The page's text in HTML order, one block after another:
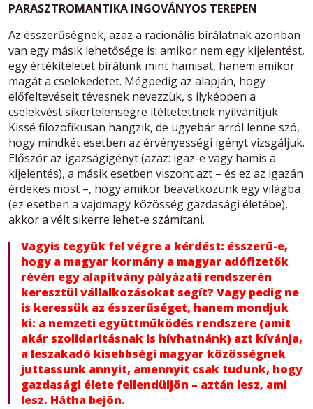
PARASZTROMANTIKA INGOVÁNYOS TEREPEN
Az ésszerűségnek, azaz a racionális bírálatnak azonban
van egy másik lehetősége is: amikor nem egy kijelentést,
egy értékítéletet bírálunk mint hamisat, hanem amikor
magát a cselekedetet. Mégpedig az alapján, hogy
előfeltevéseit tévesnek nevezzük, s ilyképpen a
cselekvést sikertelenségre ítéltetettnek nyilvánítjuk.
Kissé filozofikusan hangzik, de ugyebár arról lenne szó,
hogy mindkét esetben az érvényességi igényt vizsgáljuk.
Először az igazságigényt (azaz: igaz-e vagy hamis a
kijelentés), a másik esetben viszont azt – és ez az igazán
érdekes most –, hogy amikor beavatkozunk egy világba
(ez esetben a vajdmagy közösség gazdasági életébe),
akkor a vélt sikerre lehet-e számítani.
Vagyis tegyük fel végre a kérdést: ésszerű-e,
hogy a magyar kormány a magyar adófizetők
révén egy alapítvány pályázati rendszerén
keresztül vállalkozásokat segít? Vagy pedig ne
is keressük az ésszerűséget, hanem mondjuk
ki: a nemzeti együttműködés rendszere (amit
akár szolidaritásnak is hívhatnánk) azt kívánja,
a leszakadó kisebbségi magyar közösségnek
juttassunk annyit, amennyit csak tudunk, hogy
gazdasági élete fellendüljön – aztán lesz, ami
lesz. Hátha bejön.